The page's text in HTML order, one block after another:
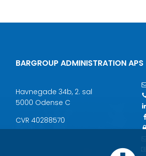
BARGROUP ADMINISTRATION APS
Havnegade 34b, 2. sal
5000 Odense C
CVR 40288570